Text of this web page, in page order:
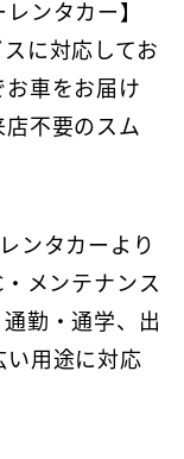
ンタカー】
に対応してお
車をお届け
不要のスム
ンタカーより
メンテナンス
勤・通学、出
用途に対応